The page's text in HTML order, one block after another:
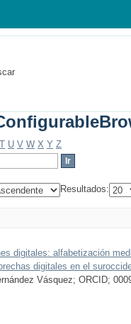
T U V W X Y Z
Resultados:
digitales: alfabetización
digitales en el
Vásquez; ORCID;